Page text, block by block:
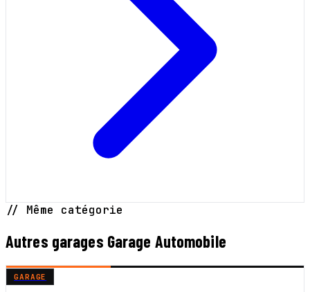
// Même catégorie
Autres garages Garage Automobile
GARAGE